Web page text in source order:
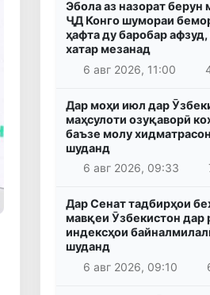
Эбола аз назорат берун
ҶД Конго шумораи
ҳафта ду баробар
хатар мезанад
6 авг 2026, 11:00
Дар моҳи июл дар
маҳсулоти озуқаворӣ
баъзе молу
шуданд
6 авг 2026, 09:33
Дар Сенат тадбирҳои
мавқеи Ӯзбекистон дар
индексҳои
шуданд
6 авг 2026, 09:10